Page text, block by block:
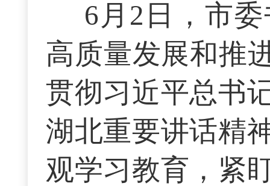
6月2日，市
高质量发展和推
贯彻习近平总书
湖北重要讲话精
观学习教育，紧